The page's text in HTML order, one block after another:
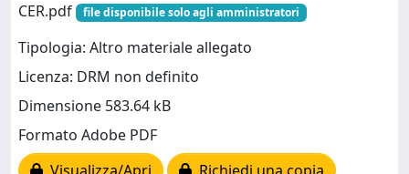
CER.pdf
file disponibile solo agli amministratori
Tipologia: Altro materiale allegato
Licenza: DRM non definito
Dimensione 583.64 kB
Formato Adobe PDF